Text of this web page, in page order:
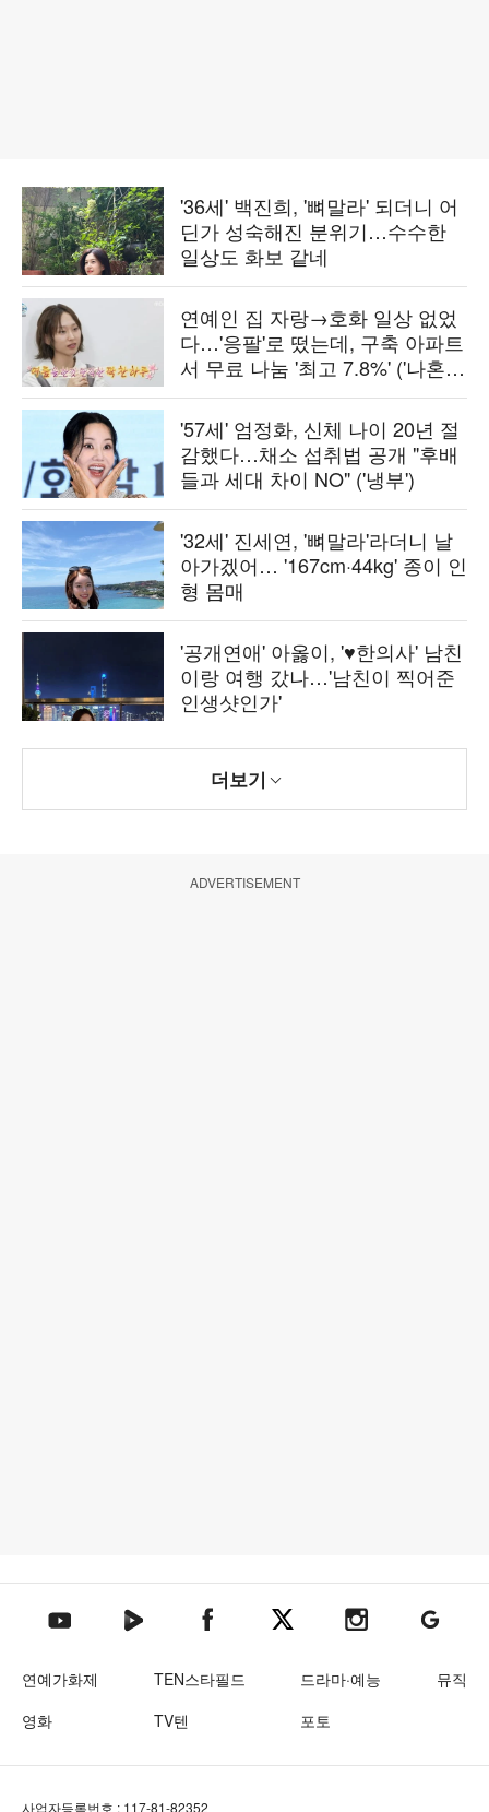
'36세' 백진희, '뼈말라' 되더니 어
딘가 성숙해진 분위기…수수한
일상도 화보 같네
연예인 집 자랑→호화 일상 없었
다…'응팔'로 떴는데, 구축 아파트
서 무료 나눔 '최고 7.8%' ('나혼
산')[종합]
'57세' 엄정화, 신체 나이 20년 절
감했다…채소 섭취법 공개 "후배
들과 세대 차이 NO" ('냉부')
'32세' 진세연, '뼈말라'라더니 날
아가겠어… '167cm·44kg' 종이 인
형 몸매
'공개연애' 아옳이, '♥한의사' 남친
이랑 여행 갔나…'남친이 찍어준
인생샷인가'
더보기
ADVERTISEMENT
텐아시아 유튜브텐아시아 네이버TV텐아시아 페이스북텐아시아 엑스텐아시아 인스타그램
텐아시아
연예가화제 TEN스타필드 드라마·예능
뮤직
영화
TV텐 포토
사업자등록번호 : 117-81-82352